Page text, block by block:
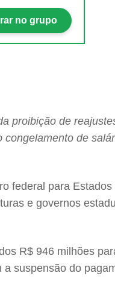
no grupo
proibição de
de
federal para
e governos
R$ 946 milhões
suspensão do